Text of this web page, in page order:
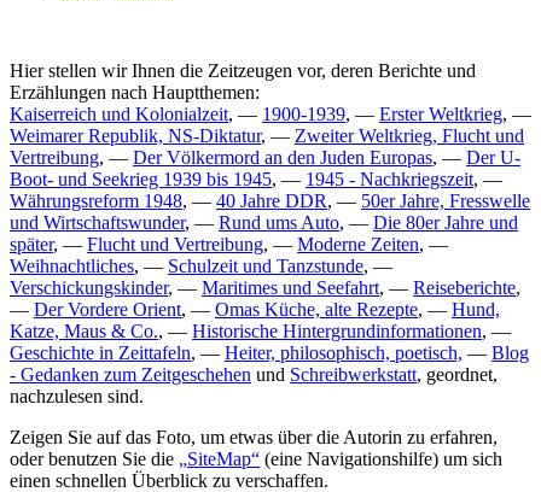
Hier stellen wir Ihnen die Zeitzeugen vor, deren Berichte und
Erzählungen nach Hauptthemen:
Kaiserreich und Kolonialzeit, — 1900-1939, — Erster Weltkrieg, —
Weimarer Republik, NS-Diktatur, — Zweiter Weltkrieg, Flucht und
Vertreibung, — Der Völkermord an den Juden Europas, — Der U-
Boot- und Seekrieg 1939 bis 1945, — 1945 - Nachkriegszeit, —
Währungsreform 1948, — 40 Jahre DDR, — 50er Jahre, Fresswelle
und Wirtschaftswunder, — Rund ums Auto, — Die 80er Jahre und
später, — Flucht und Vertreibung, — Moderne Zeiten, —
Weihnachtliches, — Schulzeit und Tanzstunde, —
Verschickungskinder, — Maritimes und Seefahrt, — Reiseberichte,
— Der Vordere Orient, — Omas Küche, alte Rezepte, — Hund,
Katze, Maus & Co., — Historische Hintergrundinformationen, —
Geschichte in Zeittafeln, — Heiter, philosophisch, poetisch, — Blog
- Gedanken zum Zeitgeschehen und Schreibwerkstatt, geordnet,
nachzulesen sind.
Zeigen Sie auf das Foto, um etwas über die Autorin zu erfahren,
oder benutzen Sie die
SiteMap
(eine Navigationshilfe) um sich
einen schnellen Überblick zu verschaffen.